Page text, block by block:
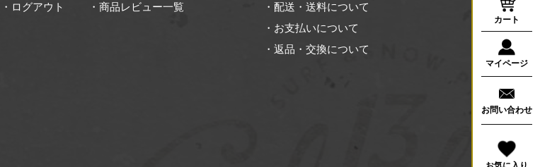
・ログアウト
・商品レビュー一覧
・配送・送料について
・お支払いについて
・返品・交換について
カート
マイページ
お問い合わせ